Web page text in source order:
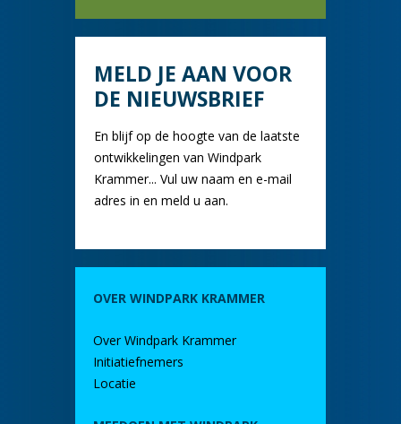
MELD JE AAN VOOR
DE NIEUWSBRIEF
En blijf op de hoogte van de laatste
ontwikkelingen van Windpark
Krammer... Vul uw naam en e-mail
adres in en meld u aan.
OVER WINDPARK KRAMMER
Over Windpark Krammer
Initiatiefnemers
Locatie